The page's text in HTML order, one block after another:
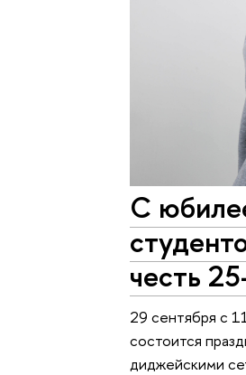
С
честь
29 сентября с
состоится
диджейскими